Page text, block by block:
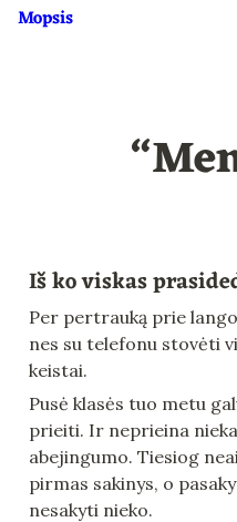
Mopsis
Iš ko viskas
Per pertrauką prie
nes su telefonu stovėti
keistai.
Pusė klasės tuo metu
prieiti. Ir neprieina
abejingumo. Tiesiog
pirmas sakinys, o
nesakyti nieko.